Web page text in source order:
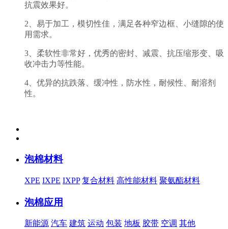
抗震效果好。
2、易于加工，模切性佳，满足各种窄边框、小缝隙的使
用需求。
3、柔软性非常好，优秀的密封、减震、抗压缩形变、吸
收冲击力等性能。
4、优异的抗跌落、缓冲性，防水性，耐候性、耐溶剂
性。
泡棉材料
XPE IXPE IXPP 复合材料 高性能材料 聚氨酯材料
泡棉应用
新能源 汽车 建筑 运动 包装 地板 胶带 空调 其他